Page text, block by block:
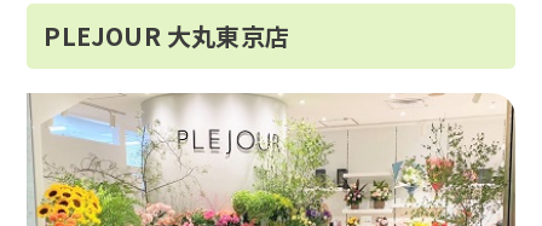
PLEJOUR 大丸東京店